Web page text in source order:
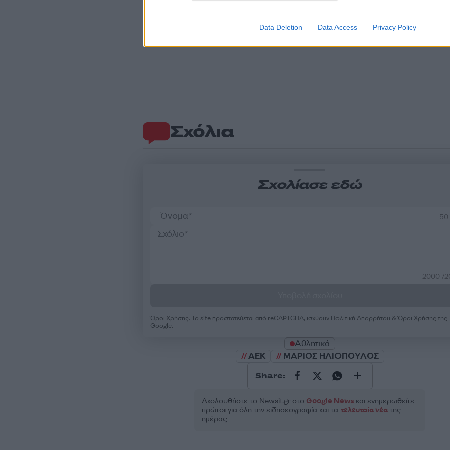
Data Deletion Data Access Privacy Policy
Σχόλια
Σχολίασε εδώ
2000 /
Όροι Χρήσης. Το site προστατεύεται από reCAPTCHA, ισχύουν Πολιτική Απορρήτου &Όροι Χρήσης της
Google.
Αθλητικά
ΑΕΚ
ΜΑΡΙΟΣ ΗΛΙΟΠΟΥΛΟΣ
Share:
Ακολουθήστε το Νewsit.gr στο Google Newsκαι ενημερωθείτε
πρώτοι για όλη την ειδησεογραφία και τα τελευταία νέατης
ημέρας